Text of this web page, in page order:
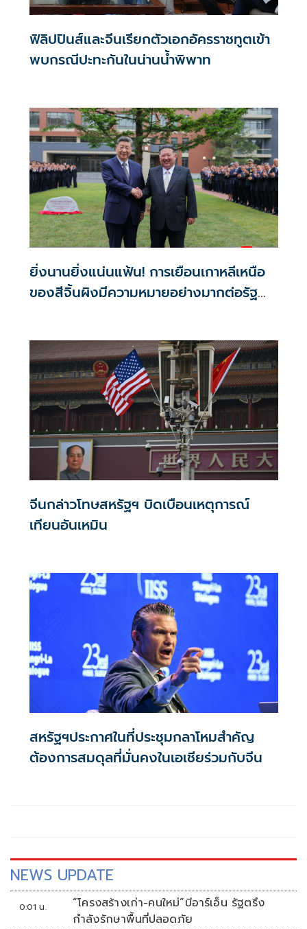
ฟิลิปปินส์และจีนเรียกตัวเอกอัครราชทูตเข้า
พบกรณีปะทะกันในน่านน้ำพิพาท
ยิ่งนานยิ่งแน่นแฟ้น! การเยือนเกาหลีเหนือ
ของสีจิ้นผิงมีความหมายอย่างมากต่อรัฐ
จีนกล่าวโทษสหรัฐฯ บิดเบือนเหตุการณ์
เทียนอันเหมิน
สหรัฐฯประกาศในที่ประชุมกลาโหมสำคัญ
ต้องการสมดุลที่มั่นคงในเอเชียร่วมกับจีน
NEWS UPDATE
0:01 น.
“โครงสร้างเก่า-คนใหม่”บีอาร์เอ็น รัฐตรึง
กำลังรักษาพื้นที่ปลอดภัย